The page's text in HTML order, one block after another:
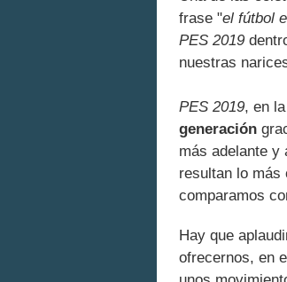
frase "el fútbol
PES 2019
nuestras
PES 2019, en
generación
más adelante y
resultan lo más
comparamos
Hay que
ofrecernos, en